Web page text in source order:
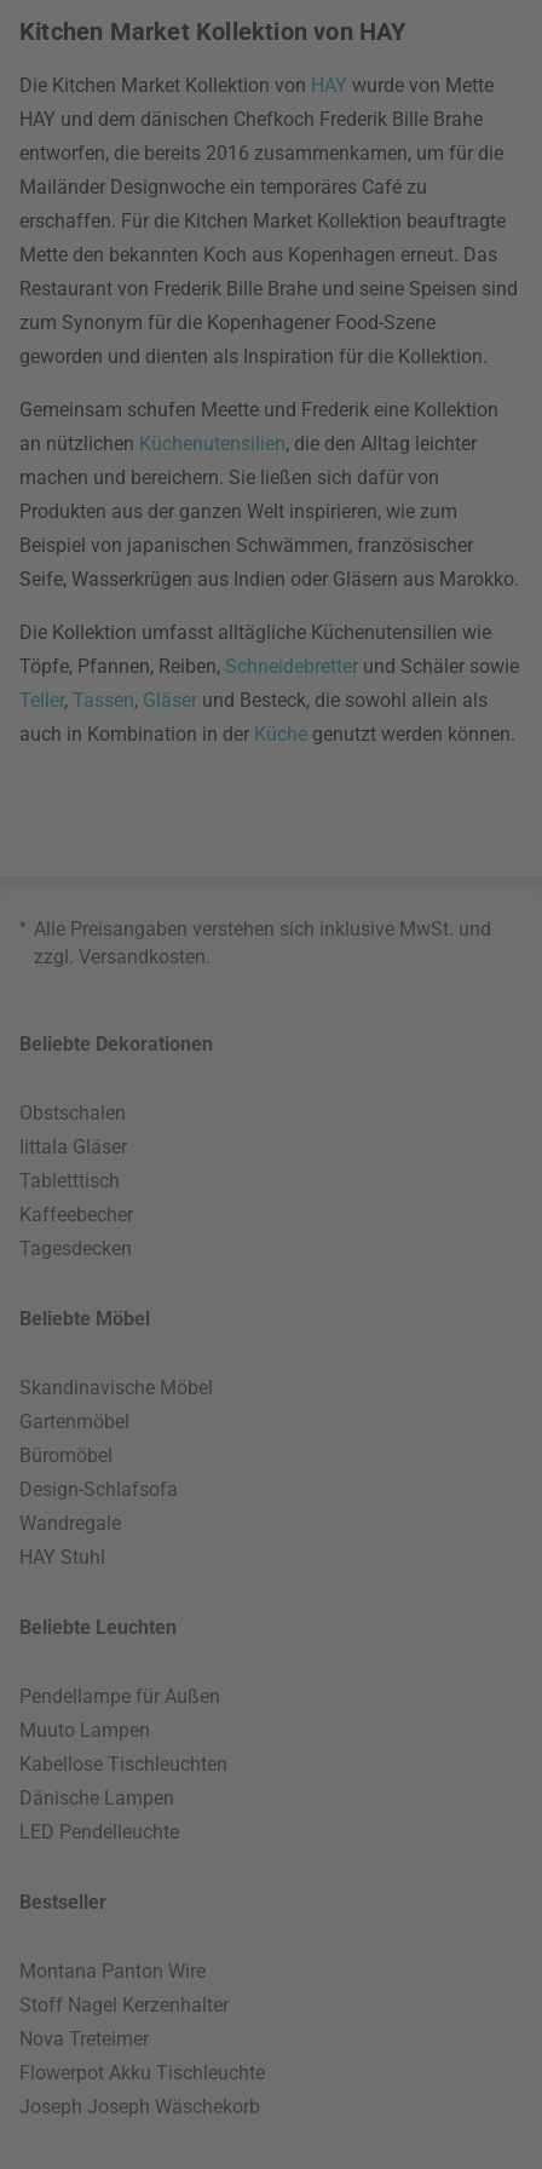
Kitchen Market Kollektion von HAY
Die Kitchen Market Kollektion von HAY wurde von Mette
HAY und dem dänischen Chefkoch Frederik Bille Brahe
entworfen, die bereits 2016 zusammenkamen, um für die
Mailänder Designwoche ein temporäres Café zu
erschaffen. Für die Kitchen Market Kollektion beauftragte
Mette den bekannten Koch aus Kopenhagen erneut. Das
Restaurant von Frederik Bille Brahe und seine Speisen sind
zum Synonym für die Kopenhagener Food-Szene
geworden und dienten als Inspiration für die Kollektion.
Gemeinsam schufen Meette und Frederik eine Kollektion
an nützlichen Küchenutensilien, die den Alltag leichter
machen und bereichern. Sie ließen sich dafür von
Produkten aus der ganzen Welt inspirieren, wie zum
Beispiel von japanischen Schwämmen, französischer
Seife, Wasserkrügen aus Indien oder Gläsern aus Marokko.
Die Kollektion umfasst alltägliche Küchenutensilien wie
Töpfe, Pfannen, Reiben, Schneidebretter und Schäler sowie
Teller, Tassen, Gläser und Besteck, die sowohl allein als
auch in Kombination in der Küche genutzt werden können.
* Alle Preisangaben verstehen sich inklusive MwSt. und
zzgl. Versandkosten.
Beliebte Dekorationen
Obstschalen
Iittala Gläser
Tabletttisch
Kaffeebecher
Tagesdecken
Beliebte Möbel
Skandinavische Möbel
Gartenmöbel
Büromöbel
Design-Schlafsofa
Wandregale
HAY Stuhl
Beliebte Leuchten
Pendellampe für Außen
Muuto Lampen
Kabellose Tischleuchten
Dänische Lampen
LED Pendelleuchte
Bestseller
Montana Panton Wire
Stoff Nagel Kerzenhalter
Nova Treteimer
Flowerpot Akku Tischleuchte
Joseph Joseph Wäschekorb